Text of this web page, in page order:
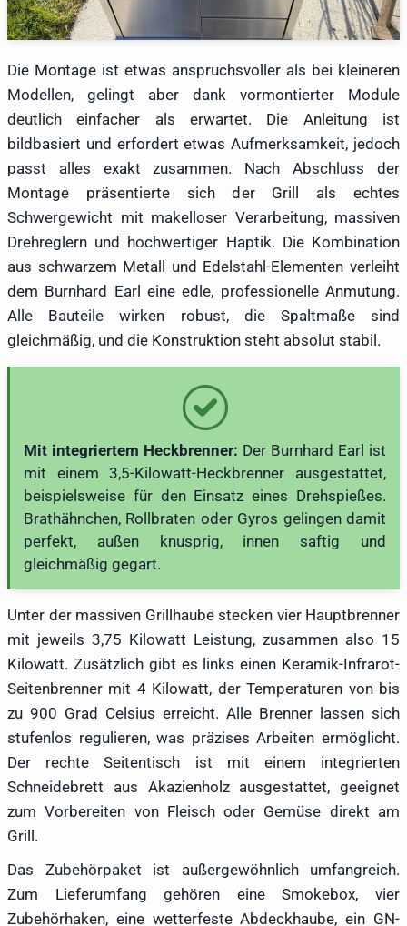
Die Montage ist etwas anspruchsvoller als bei kleineren
Modellen, gelingt aber dank vormontierter Module
deutlich einfacher als erwartet. Die Anleitung ist
bildbasiert und erfordert etwas Aufmerksamkeit, jedoch
passt alles exakt zusammen. Nach Abschluss der
Montage präsentierte sich der Grill als echtes
Schwergewicht mit makelloser Verarbeitung, massiven
Drehreglern und hochwertiger Haptik. Die Kombination
aus schwarzem Metall und Edelstahl-Elementen verleiht
dem Burnhard Earl eine edle, professionelle Anmutung.
Alle Bauteile wirken robust, die Spaltmaße sind
gleichmäßig, und die Konstruktion steht absolut stabil.
Mit integriertem Heckbrenner: Der Burnhard Earl ist
mit einem 3,5-Kilowatt-Heckbrenner ausgestattet,
beispielsweise für den Einsatz eines Drehspießes.
Brathähnchen, Rollbraten oder Gyros gelingen damit
perfekt, außen knusprig, innen saftig und
gleichmäßig gegart.
Unter der massiven Grillhaube stecken vier Hauptbrenner
mit jeweils 3,75 Kilowatt Leistung, zusammen also 15
Kilowatt. Zusätzlich gibt es links einen Keramik-Infrarot-
Seitenbrenner mit 4 Kilowatt, der Temperaturen von bis
zu 900 Grad Celsius erreicht. Alle Brenner lassen sich
stufenlos regulieren, was präzises Arbeiten ermöglicht.
Der rechte Seitentisch ist mit einem integrierten
Schneidebrett aus Akazienholz ausgestattet, geeignet
zum Vorbereiten von Fleisch oder Gemüse direkt am
Grill.
Das Zubehörpaket ist außergewöhnlich umfangreich.
Zum Lieferumfang gehören eine Smokebox, vier
Zubehörhaken, eine wetterfeste Abdeckhaube, ein GN-